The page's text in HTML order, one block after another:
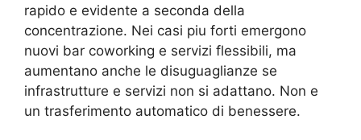
rapido e evidente a seconda della
concentrazione. Nei casi piu forti emergono
nuovi bar coworking e servizi flessibili, ma
aumentano anche le disuguaglianze se
infrastrutture e servizi non si adattano. Non e
un trasferimento automatico di benessere.